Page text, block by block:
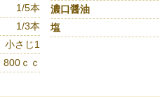
1/5本
1/3本
小さじ1
800ｃｃ
濃口醤油
塩